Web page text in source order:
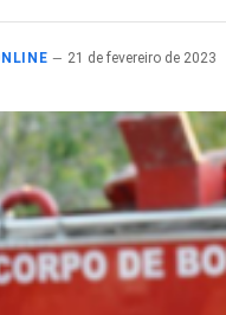
21 de fevereiro de 2023